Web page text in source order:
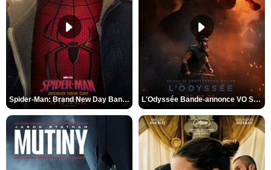
Spider-Man: Brand New Day Bande-annonce VO STFR L'Odyssée Bande-annonce VO STFR